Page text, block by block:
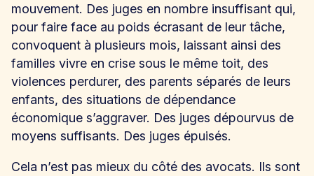
mouvement. Des juges en nombre insuffisant qui,
pour faire face au poids écrasant de leur tâche,
convoquent à plusieurs mois, laissant ainsi des
familles vivre en crise sous le même toit, des
violences perdurer, des parents séparés de leurs
enfants, des situations de dépendance
économique s’aggraver. Des juges dépourvus de
moyens suffisants. Des juges épuisés.
Cela n’est pas mieux du côté des avocats. Ils sont